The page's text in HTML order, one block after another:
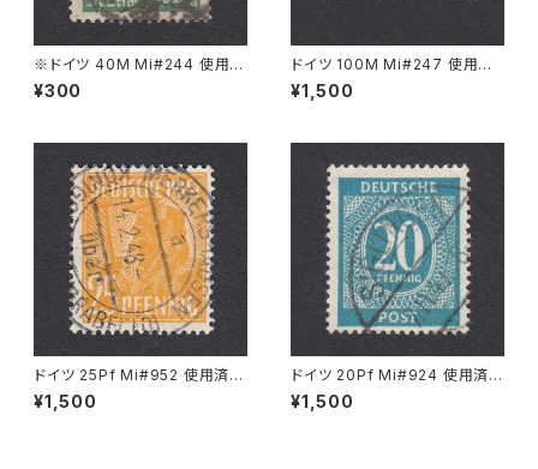
※ドイツ 40M Mi#244 使用済
み切手｜BERLIN 13.5.1923
¥300
ドイツ 100M Mi#247 使用済
み切手｜WYHLEN 10.5.1923
¥1,500
ドイツ 25Pf Mi#952 使用済み
切手｜MERKERSHAUSEN 14.
2.1948
¥1,500
ドイツ 20Pf Mi#924 使用済み
切手｜SIGLINGEN 7.11.1947
¥1,500